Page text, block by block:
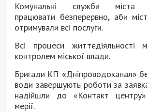
Комунальні служби міста
працювати безперервно, аби
отримували всі послуги.
Всі процеси життєдіяльності
контролем міської влади.
Бригади КП «Дніпроводоканал»
води завершують роботи за
надійшли до «Контакт центру»
мерії.